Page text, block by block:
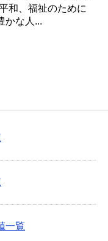
和、福祉のために
かな人...
一覧